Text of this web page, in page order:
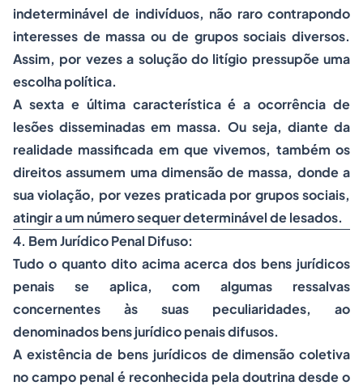
indeterminável de indivíduos, não raro contrapondo
interesses de massa ou de grupos sociais diversos.
Assim, por vezes a solução do litígio pressupõe uma
escolha política.
A sexta e última característica é a ocorrência de
lesões disseminadas em massa. Ou seja, diante da
realidade massificada em que vivemos, também os
direitos assumem uma dimensão de massa, donde a
sua violação, por vezes praticada por grupos sociais,
atingir a um número sequer determinável de lesados.
4. Bem Jurídico Penal Difuso:
Tudo o quanto dito acima acerca dos bens jurídicos
penais se aplica, com algumas ressalvas
concernentes às suas peculiaridades, ao
denominados bens jurídico penais difusos.
A existência de bens jurídicos de dimensão coletiva
no campo penal é reconhecida pela doutrina desde o